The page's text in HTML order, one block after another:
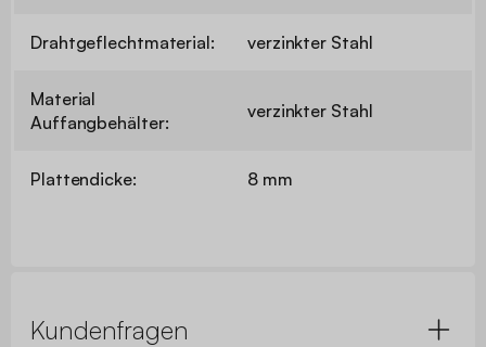
Drahtgeflechtmaterial: verzinkter Stahl
Material
Auffangbehälter:
verzinkter Stahl
Plattendicke: 8 mm
Kundenfragen